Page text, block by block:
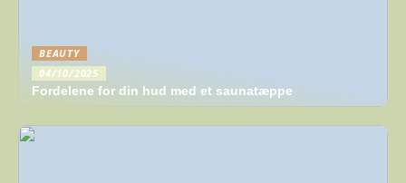
BEAUTY
04/10/2025
Fordelene for din hud med et saunatæppe